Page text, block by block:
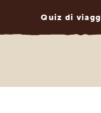
Quiz di